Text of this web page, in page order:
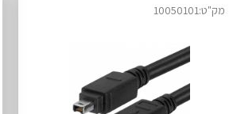
מק"ט:10050101